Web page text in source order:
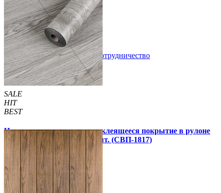
1 850 грн./шт 2 899 грн./шт
Купить В закладки Сотрудничество
SALE
HIT
BEST
Напольное виниловое самоклеящееся покрытие в рулоне
3000х600х1,5мм, цена за 1 шт. (СВП-1817)
990 грн. 1 390 грн.